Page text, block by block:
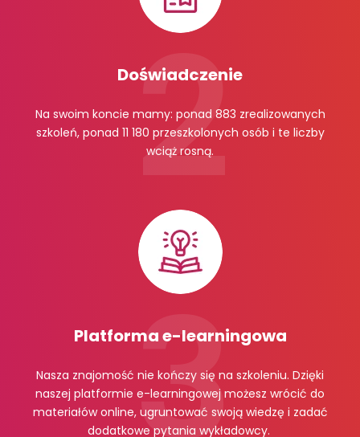
Doświadczenie
Na swoim koncie mamy: ponad 883 zrealizowanych
szkoleń, ponad 11 180 przeszkolonych osób i te liczby
wciąż rosną.
Platforma e-learningowa
Nasza znajomość nie kończy się na szkoleniu. Dzięki
naszej platformie e-learningowej możesz wrócić do
materiałów online, ugruntować swoją wiedzę i zadać
dodatkowe pytania wykładowcy.